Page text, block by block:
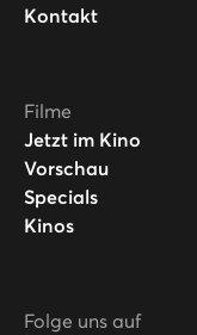
Kontakt
Filme
Jetzt im Kino
Vorschau
Specials
Kinos
Folge uns auf